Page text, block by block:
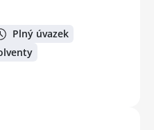
Plný úvazek